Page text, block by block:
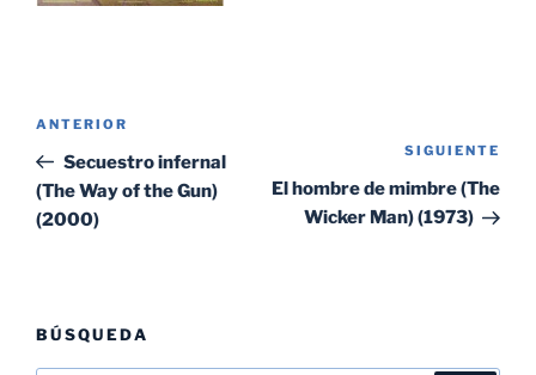
entradas
Entrada
anterior:
ANTERIOR
Secuestro infernal
(The Way of the Gun)
(2000)
SIGUIENTE
El hombre de mimbre (The
Wicker Man) (1973)
BÚSQUEDA